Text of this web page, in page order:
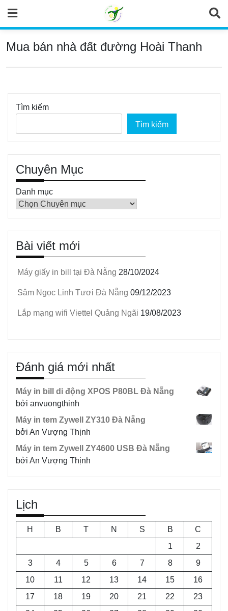
content
Mua bán nhà đất đường Hoài Thanh
Tìm kiếm
Tìm kiếm
Chuyên Mục
Danh mục
Bài viết mới
Máy giấy in bill tại Đà Nẵng 28/10/2024
Sâm Ngọc Linh Tươi Đà Nẵng 09/12/2023
Lắp mạng wifi Viettel Quảng Ngãi 19/08/2023
Đánh giá mới nhất
Máy in bill di động XPOS P80BL Đà Nẵng
bởi anvuongthinh
Máy in tem Zywell ZY310 Đà Nẵng
bởi An Vượng Thịnh
Máy in tem Zywell ZY4600 USB Đà Nẵng
bởi An Vượng Thịnh
Lịch
H B T N S B
C
1
2
3
4 5 6 7 8
9
10
11 12 13 14 15
16
17
18 19 20 21 22
23